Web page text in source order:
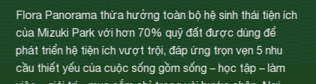
Flora Panorama thừa hưởng toàn bộ hệ sinh thái tiện ích
của Mizuki Park với hơn 70% quỹ đất được dùng để
phát triển hệ tiện ích vượt trội, đáp ứng trọn vẹn 5 nhu
cầu thiết yếu của cuộc sống gồm sống – học tập – làm